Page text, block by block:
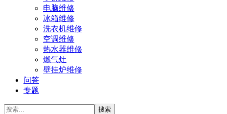
电脑维修
冰箱维修
洗衣机维修
空调维修
热水器维修
燃气灶
壁挂炉维修
问答
专题
搜索